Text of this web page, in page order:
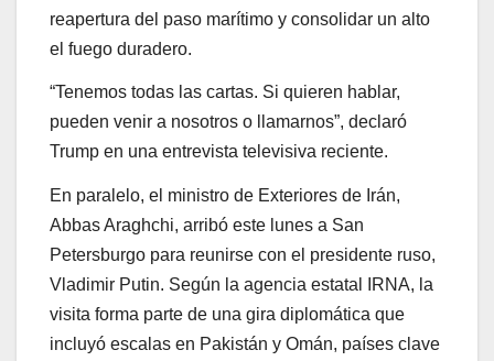
reapertura del paso marítimo y consolidar un alto
el fuego duradero.
“Tenemos todas las cartas. Si quieren hablar,
pueden venir a nosotros o llamarnos”, declaró
Trump en una entrevista televisiva reciente.
En paralelo, el ministro de Exteriores de Irán,
Abbas Araghchi, arribó este lunes a San
Petersburgo para reunirse con el presidente ruso,
Vladimir Putin. Según la agencia estatal IRNA, la
visita forma parte de una gira diplomática que
incluyó escalas en Pakistán y Omán, países clave